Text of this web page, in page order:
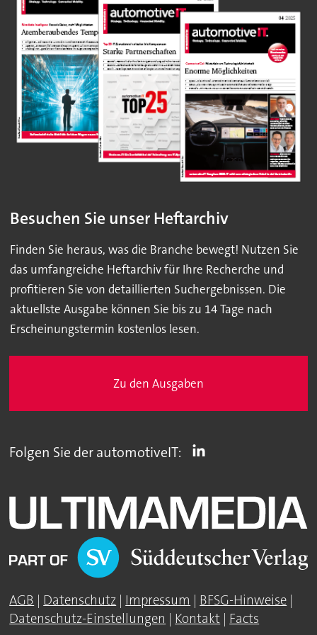
Besuchen Sie unser Heftarchiv
Finden Sie heraus, was die Branche bewegt! Nutzen Sie
das umfangreiche Heftarchiv für Ihre Recherche und
profitieren Sie von detaillierten Suchergebnissen. Die
aktuellste Ausgabe können Sie bis zu 14 Tage nach
Erscheinungstermin kostenlos lesen.
Zu den Ausgaben
Folgen Sie der automotiveIT:
AGB | Datenschutz | Impressum | BFSG-Hinweise |
Datenschutz-Einstellungen | Kontakt | Facts